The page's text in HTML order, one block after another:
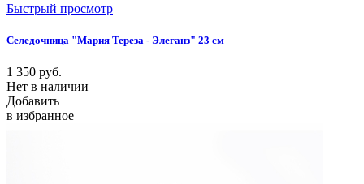
Быстрый просмотр
Селедочница "Мария Тереза - Элеганз" 23 см
1 350 руб.
Нет в наличии
Добавить
в избранное